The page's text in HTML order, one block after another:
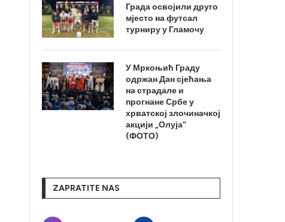
Града освојили друго
мјесто на футсал
турниру у Гламочу
У Мркоњић Граду
одржан Дан сјећања
на страдале и
прогнане Србе у
хрватској злочиначкој
акцији „Олуја“
(ФОТО)
ZAPRATITE NAS